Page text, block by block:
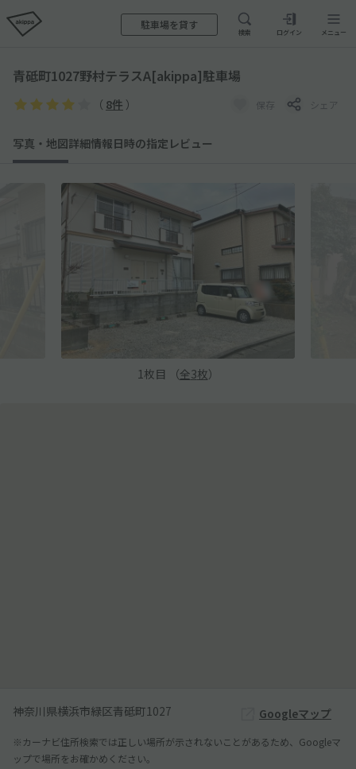
駐車場を貸す
検索 ログイン メニュー
青砥町1027野村テラスA[akippa]駐車場
（ 8件 ） 保存 シェア
写真・地図詳細情報日時の指定 レビュー
1 枚目 （全3枚）
神奈川県横浜市緑区青砥町1027 Googleマップ
※カーナビ住所検索では正しい場所が示されないことがあるため、Googleマ
ップで場所をお確かめください。